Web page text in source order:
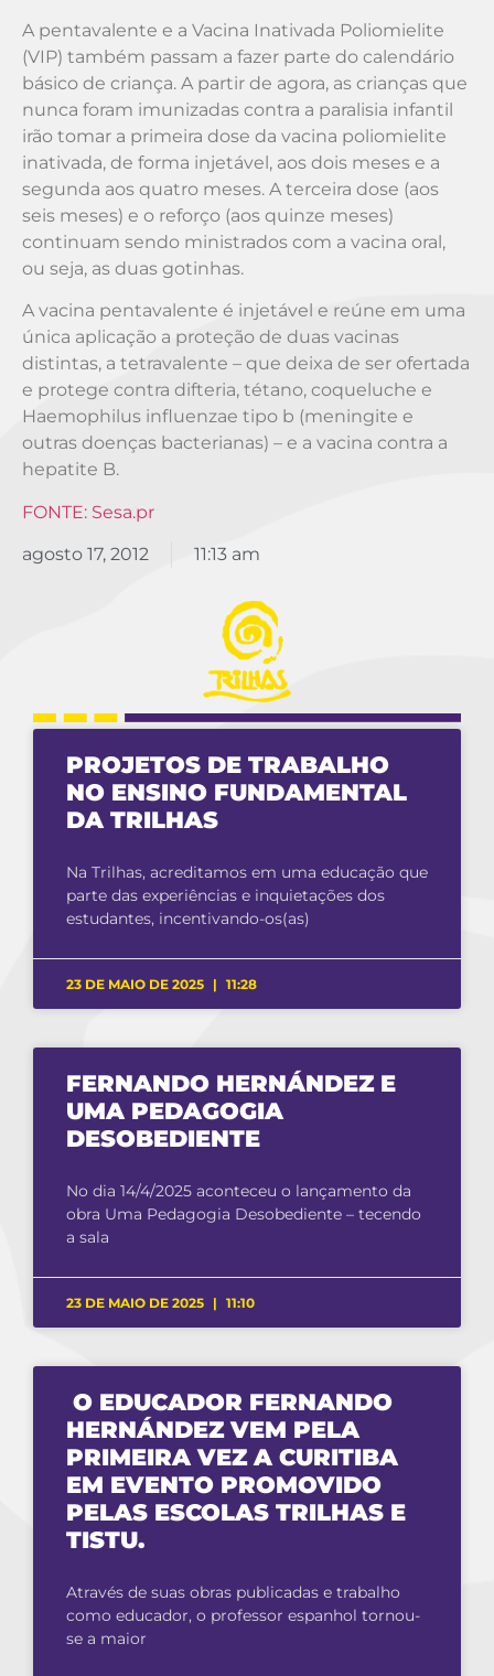
A pentavalente e a Vacina Inativada Poliomielite
(VIP) também passam a fazer parte do calendário
básico de criança. A partir de agora, as crianças que
nunca foram imunizadas contra a paralisia infantil
irão tomar a primeira dose da vacina poliomielite
inativada, de forma injetável, aos dois meses e a
segunda aos quatro meses. A terceira dose (aos
seis meses) e o reforço (aos quinze meses)
continuam sendo ministrados com a vacina oral,
ou seja, as duas gotinhas.
A vacina pentavalente é injetável e reúne em uma
única aplicação a proteção de duas vacinas
distintas, a tetravalente – que deixa de ser ofertada
e protege contra difteria, tétano, coqueluche e
Haemophilus influenzae tipo b (meningite e
outras doenças bacterianas) – e a vacina contra a
hepatite B.
FONTE: Sesa.pr
agosto 17, 2012 11:13 am
PROJETOS DE TRABALHO
NO ENSINO FUNDAMENTAL
DA TRILHAS
Na Trilhas, acreditamos em uma educação que
parte das experiências e inquietações dos
estudantes, incentivando-os(as)
23 DE MAIO DE 2025 11:28
FERNANDO HERNÁNDEZ E
UMA PEDAGOGIA
DESOBEDIENTE
No dia 14/4/2025 aconteceu o lançamento da
obra Uma Pedagogia Desobediente – tecendo
a sala
23 DE MAIO DE 2025 11:10
O EDUCADOR FERNANDO
HERNÁNDEZ VEM PELA
PRIMEIRA VEZ A CURITIBA
EM EVENTO PROMOVIDO
PELAS ESCOLAS TRILHAS E
TISTU.
Através de suas obras publicadas e trabalho
como educador, o professor espanhol tornou-
se a maior